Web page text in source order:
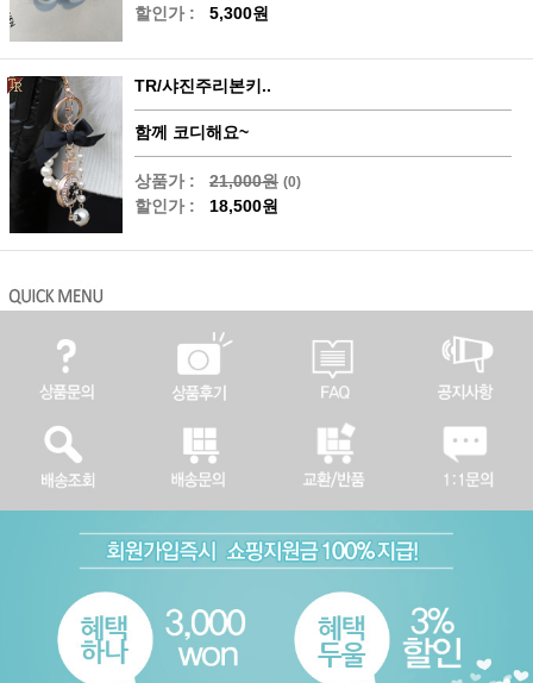
할인가 : 5,300원
TR/샤진주리본키..
함께 코디해요~
상품가 : 21,000원 (0)
할인가 : 18,500원